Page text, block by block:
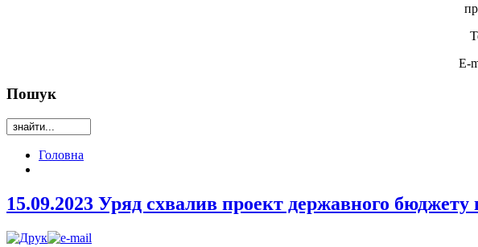
E-
Пошук
Головна
15.09.2023 Уряд схвалив проект державного бюджету